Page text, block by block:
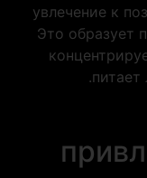
увлечение к
Это образует